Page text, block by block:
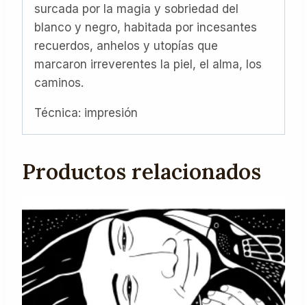
surcada por la magia y sobriedad del
blanco y negro, habitada por incesantes
recuerdos, anhelos y utopías que
marcaron irreverentes la piel, el alma, los
caminos.
Técnica: impresión
Productos relacionados